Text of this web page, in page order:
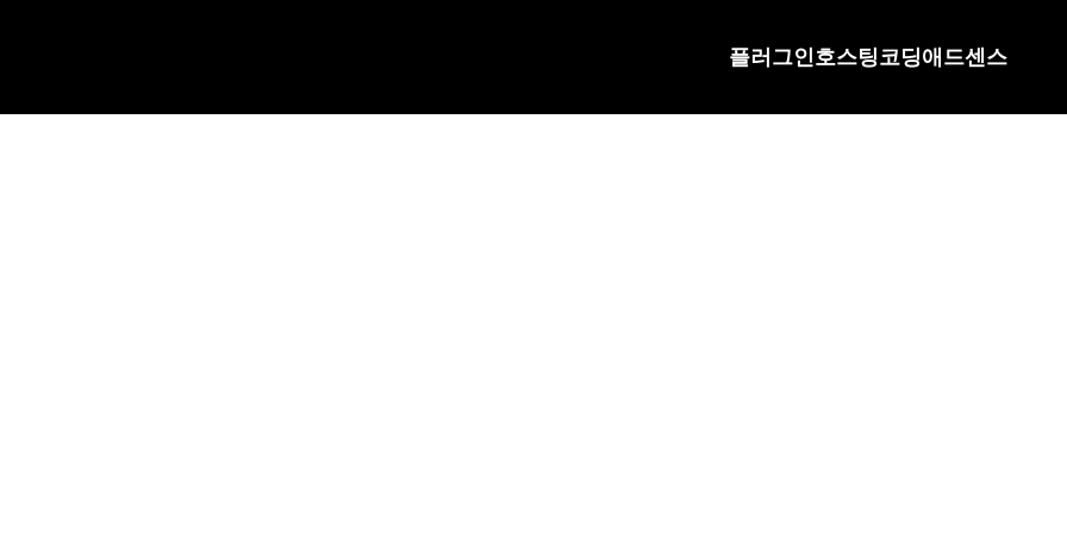
플러그인호스팅코딩애드센스